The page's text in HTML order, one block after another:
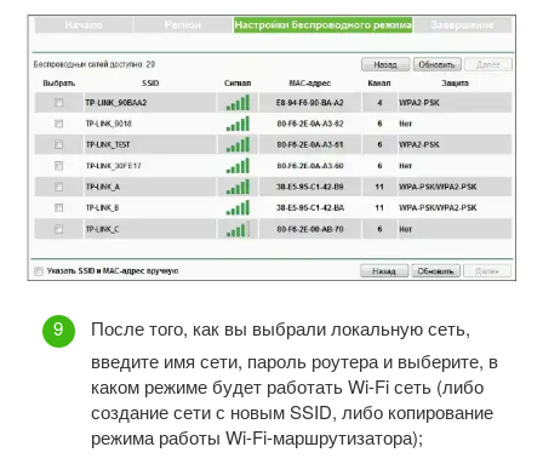
После того, как вы выбрали локальную сеть,
введите имя сети, пароль роутера и выберите, в
каком режиме будет работать Wi-Fi сеть (либо
создание сети с новым SSID, либо копирование
режима работы Wi-Fi-маршрутизатора);